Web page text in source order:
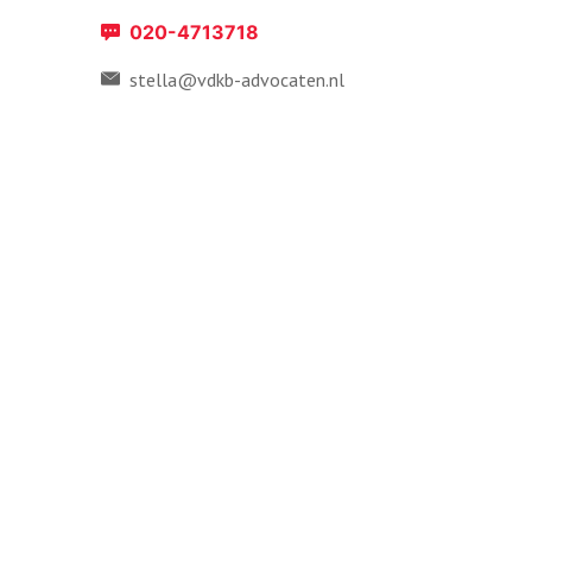
020-4713718
stella@vdkb-advocaten.nl